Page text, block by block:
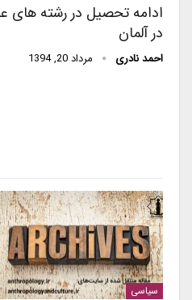
ادامه تحصیل در رشته های
در آلمان
احمد نادری مرداد 20, 1394
سیاسی